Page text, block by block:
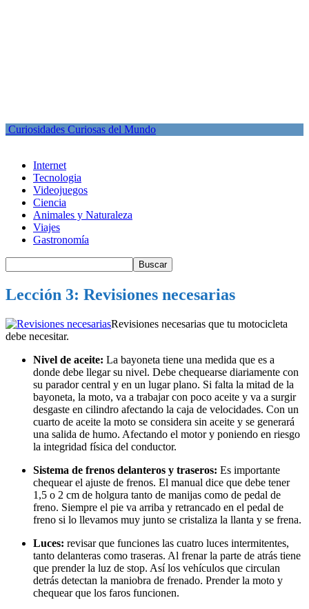
Curiosidades Curiosas del Mundo
Internet
Tecnologia
Videojuegos
Ciencia
Animales y Naturaleza
Viajes
Gastronomía
Lección 3: Revisiones necesarias
Revisiones necesarias que tu motocicleta
debe necesitar.
Nivel de aceite: La bayoneta tiene una medida que es a
donde debe llegar su nivel. Debe chequearse diariamente con
su parador central y en un lugar plano. Si falta la mitad de la
bayoneta, la moto, va a trabajar con poco aceite y va a surgir
desgaste en cilindro afectando la caja de velocidades. Con un
cuarto de aceite la moto se considera sin aceite y se generará
una salida de humo. Afectando el motor y poniendo en riesgo
la integridad física del conductor.
Sistema de frenos delanteros y traseros: Es importante
chequear el ajuste de frenos. El manual dice que debe tener
1,5 o 2 cm de holgura tanto de manijas como de pedal de
freno. Siempre el pie va arriba y retrancado en el pedal de
freno si lo llevamos muy junto se cristaliza la llanta y se frena.
Luces: revisar que funciones las cuatro luces intermitentes,
tanto delanteras como traseras. Al frenar la parte de atrás tiene
que prender la luz de stop. Así los vehículos que circulan
detrás detectan la maniobra de frenado. Prender la moto y
chequear que los faros funcionen.